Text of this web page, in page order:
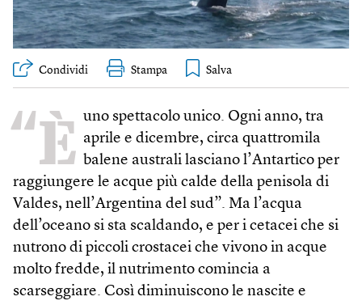
Condividi Stampa
“È uno spettacolo unico. Ogni anno, tra
aprile e dicembre, circa quattromila
balene australi lasciano l’Antartico per
raggiungere le acque più calde della penisola di
Valdes, nell’Argentina del sud”. Ma l’acqua
dell’oceano si sta scaldando, e per i cetacei che si
nutrono di piccoli crostacei che vivono in acque
molto fredde, il nutrimento comincia a
scarseggiare. Così diminuiscono le nascite e